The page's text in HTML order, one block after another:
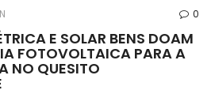
0
E SOLAR BENS DOAM
FOTOVOLTAICA PARA A
NO QUESITO